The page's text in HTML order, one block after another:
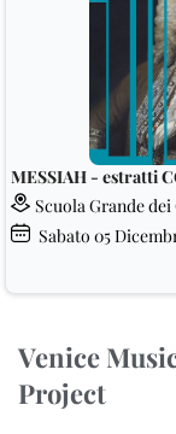
MESSIAH - estratti
Scuola Grande
Sabato 05
Venice
Project